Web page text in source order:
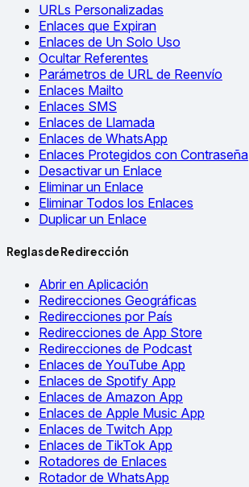
URLs Personalizadas
Enlaces que Expiran
Enlaces de Un Solo Uso
Ocultar Referentes
Parámetros de URL de Reenvío
Enlaces Mailto
Enlaces SMS
Enlaces de Llamada
Enlaces de WhatsApp
Enlaces Protegidos con Contraseña
Desactivar un Enlace
Eliminar un Enlace
Eliminar Todos los Enlaces
Duplicar un Enlace
Reglas de Redirección
Abrir en Aplicación
Redirecciones Geográficas
Redirecciones por País
Redirecciones de App Store
Redirecciones de Podcast
Enlaces de YouTube App
Enlaces de Spotify App
Enlaces de Amazon App
Enlaces de Apple Music App
Enlaces de Twitch App
Enlaces de TikTok App
Rotadores de Enlaces
Rotador de WhatsApp